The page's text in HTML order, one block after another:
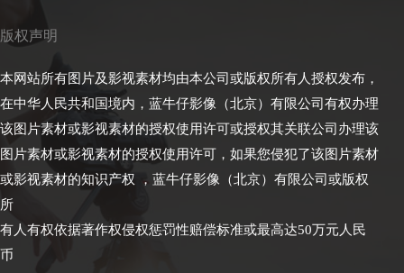
版权声明
本网站所有图片及影视素材均由本公司或版权所有人授权发布，
在中华人民共和国境内，蓝牛仔影像（北京）有限公司有权办理
该图片素材或影视素材的授权使用许可或授权其关联公司办理该
图片素材或影视素材的授权使用许可，如果您侵犯了该图片素材
或影视素材的知识产权 ，蓝牛仔影像（北京）有限公司或版权
所
有人有权依据著作权侵权惩罚性赔偿标准或最高达50万元人民
币